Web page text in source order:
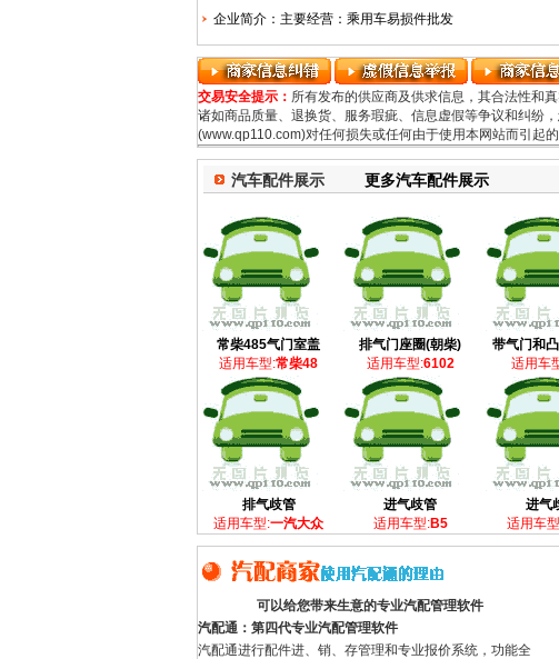
企业简介：主要经营：乘用车易损件批发
交易安全提示： 所有发布的供应商及供求信息，其合法性和
诸如商品质量、退换货、服务瑕疵、信息虚假等争议和纠纷
(www.qp110.com)对任何损失或任何由于使用本网站而引起
汽车配件展示 更多汽车配件展示
常柴485气门室盖
适用车型:常柴48
排气门座圈(朝柴)
适用车型:6102
带气门和
适用车
排气歧管
适用车型:一汽大众
进气歧管
适用车型:B5
进气
适用车
可以给您带来生意的专业汽配管理软件
汽配通：第四代专业汽配管理软件
汽配通进行配件进、销、存管理和专业报价系统，功能全